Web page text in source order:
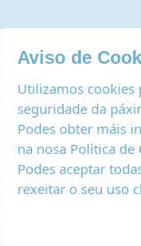
Política de cookies|
Aviso de
Utilizamos cookies
seguridade da
Podes obter máis
na nosa Política de
Podes aceptar
rexeitar o seu uso